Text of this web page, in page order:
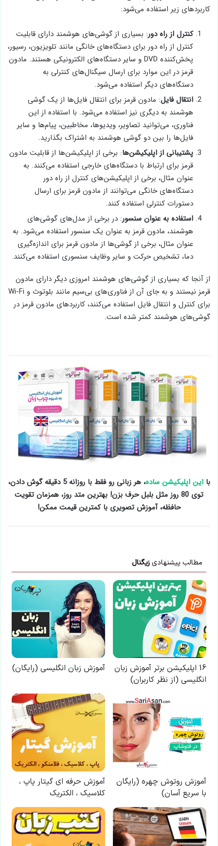
کاربردهای زیر استفاده می‌شود:
کنترل از راه دور: بسیاری از گوشی‌های هوشمند دارای قابلیت
کنترل از راه دور برای دستگاه‌های خانگی مانند تلویزیون، رسیور،
پخش‌کننده DVD و سایر دستگاه‌های الکترونیکی هستند. مادون
قرمز در این موارد برای ارسال سیگنال‌های کنترلی به
دستگاه‌های دیگر استفاده می‌شود.
انتقال فایل: مادون قرمز برای انتقال فایل‌ها از یک گوشی
هوشمند به دیگری نیز استفاده می‌شود. با استفاده از این
فناوری، می‌توانید تصاویر، ویدیوها، مخاطبین، پیام‌ها و سایر
فایل‌ها را بین دو گوشی هوشمند به اشتراک بگذارید.
پشتیبانی از اپلیکیشن‌ها: برخی از اپلیکیشن‌ها از قابلیت مادون
قرمز برای ارتباط با دستگاه‌های خارجی استفاده می‌کنند. به
عنوان مثال، برخی از اپلیکیشن‌های کنترل از راه دور
دستگاه‌های خانگی می‌توانند از مادون قرمز برای ارسال
دستورات کنترلی استفاده کنند.
استفاده به عنوان سنسور: در برخی از مدل‌های گوشی‌های
هوشمند، مادون قرمز به عنوان یک سنسور استفاده می‌شود. به
عنوان مثال، برخی از گوشی‌ها از مادون قرمز برای اندازه‌گیری
دما، تشخیص حرکت و سایر وظایف سنسوری استفاده می‌کنند.
از آنجا که بسیاری از گوشی‌های هوشمند امروزی دیگر دارای مادون
قرمز نیستند و به جای آن از فناوری‌های بی‌سیم مانند بلوتوث و Wi-Fi
برای کنترل و انتقال فایل استفاده می‌کنند، کاربردهای مادون قرمز در
گوشی‌های هوشمند کمتر شده است.
بااین اپلیکیشن ساده
، هر زبانی رو فقط با روزانه 5 دقیقه گوش دادن،
توی 80 روز مثل بلبل حرف بزن! بهترین متد روز، همزمان تقویت
حافظه، آموزش تصویری با کمترین قیمت ممکن!